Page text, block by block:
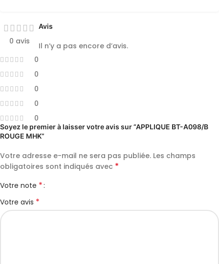
0 avis
0
0
0
0
0
Avis
Il n’y a pas encore d’avis.
Soyez le premier à laisser votre avis sur “APPLIQUE BT-A098/B
ROUGE MHK”
Votre adresse e-mail ne sera pas publiée. Les champs
obligatoires sont indiqués avec *
Votre note *
Votre avis *